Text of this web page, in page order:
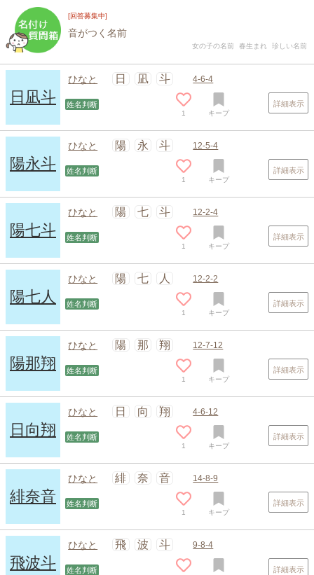
[回答募集中]
音がつく名前
女の子の名前 春生まれ 珍しい名前
日凪斗
ひなと 日 凪 斗 4-6-4
姓名判断
1 キープ
詳細表示
陽永斗
ひなと 陽 永 斗 12-5-4
姓名判断
1 キープ
詳細表示
陽七斗
ひなと 陽 七 斗 12-2-4
姓名判断
1 キープ
詳細表示
陽七人
ひなと 陽 七 人 12-2-2
姓名判断
1 キープ
詳細表示
陽那翔
ひなと 陽 那 翔 12-7-12
姓名判断
1 キープ
詳細表示
日向翔
ひなと 日 向 翔 4-6-12
姓名判断
1 キープ
詳細表示
緋奈音
ひなと 緋 奈 音 14-8-9
姓名判断
1 キープ
詳細表示
飛波斗
ひなと 飛 波 斗 9-8-4
姓名判断 詳細表示